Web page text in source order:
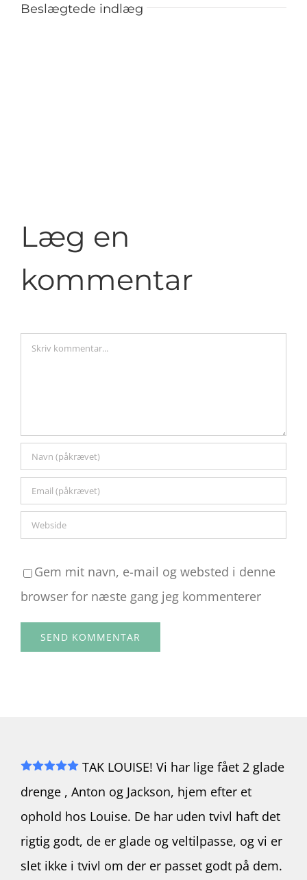
Beslægtede indlæg
Læg en
kommentar
Comment
Gem mit navn, e-mail og websted i denne
browser for næste gang jeg kommenterer
TAK LOUISE! Vi har lige fået 2 glade
drenge , Anton og Jackson, hjem efter et
ophold hos Louise. De har uden tvivl haft det
rigtig godt, de er glade og veltilpasse, og vi er
slet ikke i tvivl om der er passet godt på dem.